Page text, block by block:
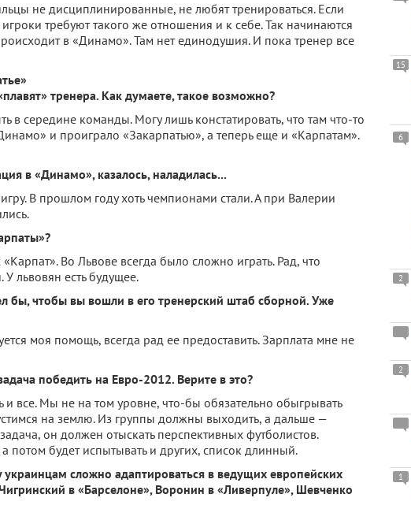
не дисциплинированные, не любят тренироваться. Если
требуют такого же отношения и к себе. Так начинаются
в «Динамо». Там нет единодушия. И пока тренер все
тренера. Как думаете, такое возможно?
в середине команды. Могу лишь констатировать, что там что-то
и проиграло «Закарпатью», а теперь еще и «Карпатам».
в «Динамо», казалось, наладилась...
В прошлом году хоть чемпионами стали. А при Валерии
Во Львове всегда было сложно играть. Рад, что
львовян есть будущее.
бы, чтобы вы вошли в его тренерский штаб сборной. Уже
моя помощь, всегда рад ее предоставить. Зарплата мне не
победить на Евро-2012. Верите в это?
все. Мы не на том уровне, что-бы обязательно обыгрывать
на землю. Из группы должны выходить, а дальше —
он должен отыскать перспективных футболистов.
будет испытывать и других, список длинный.
украинцам сложно адаптироваться в ведущих европейских
в «Барселоне», Воронин в «Ливерпуле», Шевченко
15
6
2
2
1